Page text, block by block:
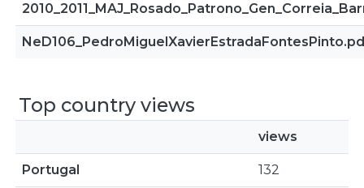
Top country views
views
Portugal 132